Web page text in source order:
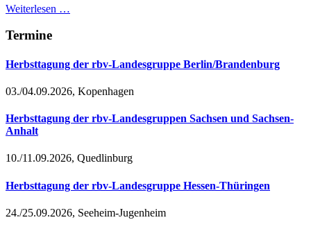
Weiterlesen …
Termine
Herbsttagung der rbv-Landesgruppe Berlin/Brandenburg
03./04.09.2026, Kopenhagen
Herbsttagung der rbv-Landesgruppen Sachsen und Sachsen-
Anhalt
10./11.09.2026, Quedlinburg
Herbsttagung der rbv-Landesgruppe Hessen-Thüringen
24./25.09.2026, Seeheim-Jugenheim